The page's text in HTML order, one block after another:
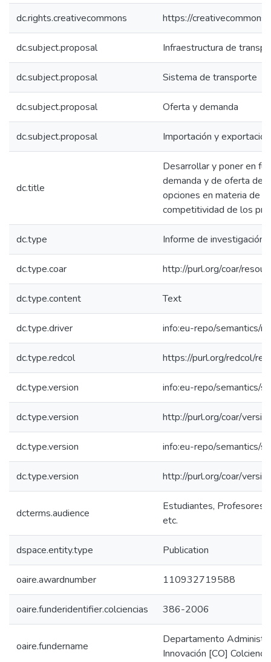
dc.rights.creativecommons https://
dc.subject.proposal Infraestructura de
dc.subject.proposal Sistema de transporte
dc.subject.proposal Oferta y demanda
dc.subject.proposal Importación y exportación
dc.title
Desarrollar y poner en
demanda y de oferta de
opciones en materia de
competitividad de los
dc.type Informe de investigación
dc.type.coar http://purl.org/coar/
dc.type.content Text
dc.type.driver info:eu-repo/semantics/
dc.type.redcol https://purl.org/redcol/
dc.type.version info:eu-repo/semantics/
dc.type.version http://purl.org/coar/
dc.type.version info:eu-repo/semantics/
dc.type.version http://purl.org/coar/
dcterms.audience
Estudiantes, Profesores,
etc.
dspace.entity.type Publication
oaire.awardnumber 110932719588
oaire.funderidentifier.colciencias 386-2006
oaire.fundername
Departamento
Innovación [CO]